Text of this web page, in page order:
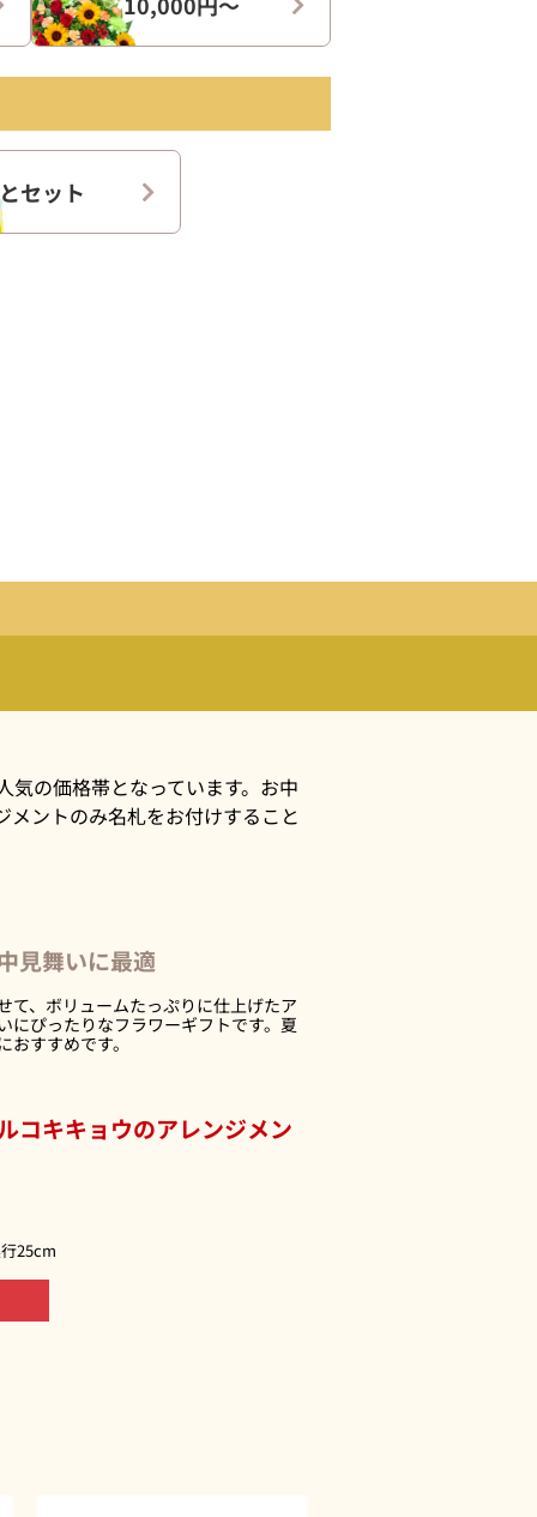
セット
の価格帯となっています。お中
ントのみ名札をお付けすること
見舞いに最適
て、ボリュームたっぷりに仕上げたア
にぴったりなフラワーギフトです。夏
すすめです。
コキキョウのアレンジメン
25cm